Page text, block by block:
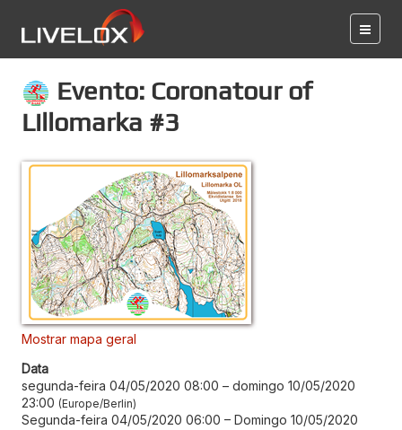
Evento: Coronatour of
Lillomarka #3
Mostrar mapa geral
Data
segunda-feira 04/05/2020 08:00 – domingo 10/05/2020
23:00 Europe/Berlin
Segunda-feira 04/05/2020 06:00 – Domingo 10/05/2020